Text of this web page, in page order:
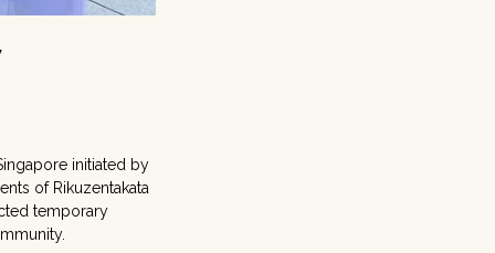
initiated by
of Rikuzentakata
temporary